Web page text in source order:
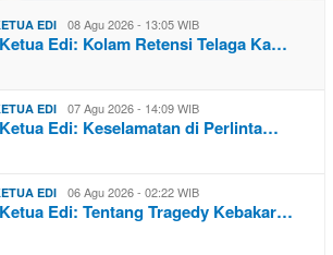
EDI 08 Agu 2026 - 13:05 WIB
Edi: Kolam Retensi Telaga Ka…
EDI 07 Agu 2026 - 14:09 WIB
Edi: Keselamatan di Perlinta…
EDI 06 Agu 2026 - 02:22 WIB
Edi: Tentang Tragedy Kebakar…